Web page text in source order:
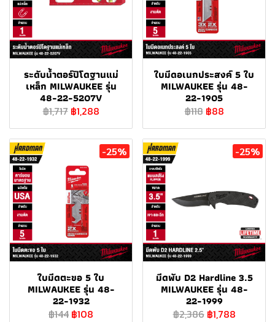
ระดับน้ำตอร์ปิโดฐานแม่
เหล็ก MILWAUKEE รุ่น
48-22-5207V
฿1,717 ฿1,288
ใบมีดอเนกประสงค์ 5 ใบ
MILWAUKEE รุ่น 48-
22-1905
฿118 ฿88
-25%
ใบมีดตะขอ 5 ใบ
MILWAUKEE รุ่น 48-
22-1932
฿144 ฿108
-25%
มีดพับ D2 Hardline 3.5
MILWAUKEE รุ่น 48-
22-1999
฿2,386 ฿1,788